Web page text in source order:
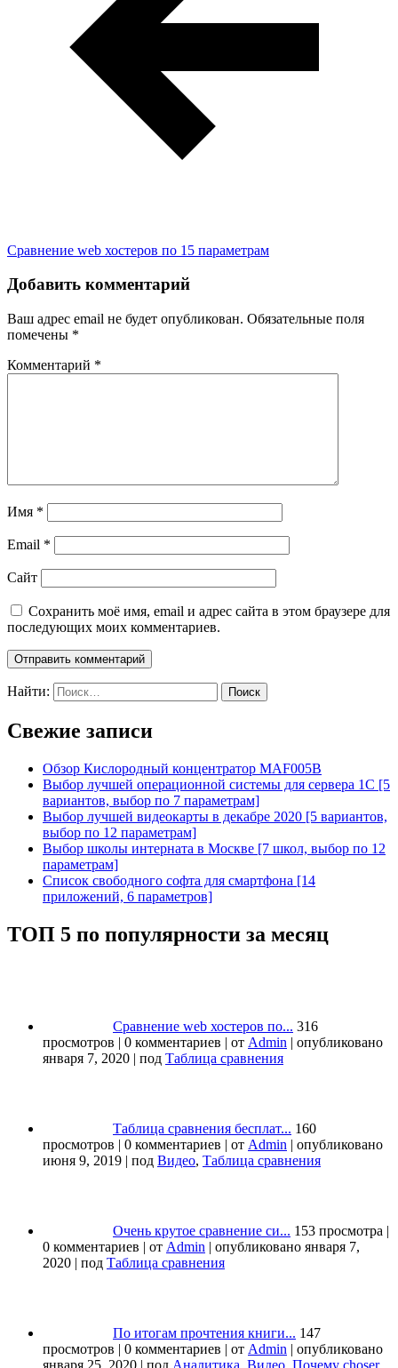
Сравнение web хостеров по 15 параметрам
Добавить комментарий
Ваш адрес email не будет опубликован. Обязательные поля
помечены *
Комментарий *
Имя *
Email *
Сайт
Сохранить моё имя, email и адрес сайта в этом браузере для
последующих моих комментариев.
Найти:
Свежие записи
Обзор Кислородный концентратор MAF005B
Выбор лучшей операционной системы для сервера 1С [5
вариантов, выбор по 7 параметрам]
Выбор лучшей видеокарты в декабре 2020 [5 вариантов,
выбор по 12 параметрам]
Выбор школы интерната в Москве [7 школ, выбор по 12
параметрам]
Список свободного софта для смартфона [14
приложений, 6 параметров]
ТОП 5 по популярности за месяц
Сравнение web хостеров по... 316
просмотров | 0 комментариев | от Admin | опубликовано
января 7, 2020 | под Таблица сравнения
Таблица сравнения бесплат... 160
просмотров | 0 комментариев | от Admin | опубликовано
июня 9, 2019 | под Видео, Таблица сравнения
Очень крутое сравнение си... 153 просмотра |
0 комментариев | от Admin | опубликовано января 7,
2020 | под Таблица сравнения
По итогам прочтения книги... 147
просмотров | 0 комментариев | от Admin | опубликовано
января 25, 2020 | под Аналитика Видео Почему choser,